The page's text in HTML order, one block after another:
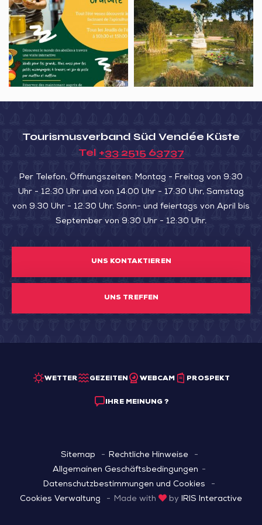
autour
de
la
Cabane
Kombucha
SIE
DEM
SUMPF
MIT
LEHM“)
d’exploitation
apicole
nocturne
au
flambeau
du
Jardin
Tourismusverband Süd Vendée Küste
Tel +33 2515 63737
Per Telefon, Öffnungszeiten: Montag - Freitag von 9:30
Uhr - 12:30 Uhr und von 14:00 Uhr - 17:30 Uhr, Samstag
von 9:30 Uhr - 12:30 Uhr. Sonn- und feiertags von April bis
September von 9:30 Uhr - 12:30 Uhr.
UNS KONTAKTIEREN
UNS TREFFEN
WETTER GEZEITEN WEBCAM PROSPEKT
IHRE MEINUNG ?
Sitemap
Rechtliche Hinweise
Allgemainen Geschäftsbedingungen
Datenschutzbestimmungen und Cookies
Cookies Verwaltung
Made with by IRIS Interactive